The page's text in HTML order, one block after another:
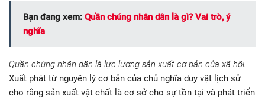
Bạn đang xem: Quần chúng nhân dân là gì? Vai trò, ý
nghĩa
Quần chúng nhân dân là lực lượng sản xuất cơ bản của xã hội.
Xuất phát từ nguyên lý cơ bản của chủ nghĩa duy vật lịch sử
cho rằng sản xuất vật chất là cơ sở cho sự tồn tại và phát triển